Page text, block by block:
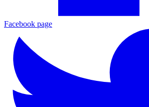
Facebook page